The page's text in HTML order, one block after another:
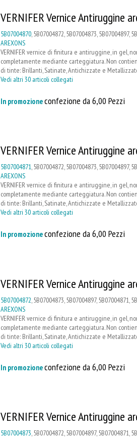
VERNIFER Vernice Antiruggine
5B07004870, 5B07004872, 5B07004873, 5B07004897,
AREXONS
VERNIFER vernice di finitura e antiruggine, in gel,
completamente mediante carteggiatura. Non
di tinte: Brillanti, Satinate, Antichizzate e
Vedi altri 30 articoli collegati
In promozioneconfezione da 6,00 Pezzi
VERNIFER Vernice Antiruggine
5B07004871, 5B07004872, 5B07004873, 5B07004897,
AREXONS
VERNIFER vernice di finitura e antiruggine, in gel,
completamente mediante carteggiatura. Non
di tinte: Brillanti, Satinate, Antichizzate e
Vedi altri 30 articoli collegati
In promozioneconfezione da 6,00 Pezzi
VERNIFER Vernice Antiruggine
5B07004872 , 5B07004873, 5B07004897, 5B07004871,
AREXONS
VERNIFER vernice di finitura e antiruggine, in gel,
completamente mediante carteggiatura. Non
di tinte: Brillanti, Satinate, Antichizzate e
Vedi altri 30 articoli collegati
In promozioneconfezione da 6,00 Pezzi
VERNIFER Vernice Antiruggine
5B07004873, 5B07004872, 5B07004897, 5B07004871,